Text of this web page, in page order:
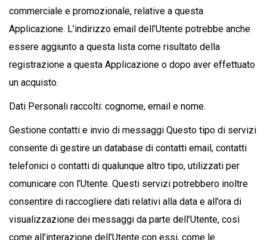
commerciale e promozionale, relative a questa
Applicazione. L’indirizzo email dell’Utente potrebbe anche
essere aggiunto a questa lista come risultato della
registrazione a questa Applicazione o dopo aver effettuato
un acquisto.
Dati Personali raccolti: cognome, email e nome.
Gestione contatti e invio di messaggi Questo tipo di servizi
consente di gestire un database di contatti email, contatti
telefonici o contatti di qualunque altro tipo, utilizzati per
comunicare con l’Utente. Questi servizi potrebbero inoltre
consentire di raccogliere dati relativi alla data e all’ora di
visualizzazione dei messaggi da parte dell’Utente, così
come all’interazione dell’Utente con essi, come le